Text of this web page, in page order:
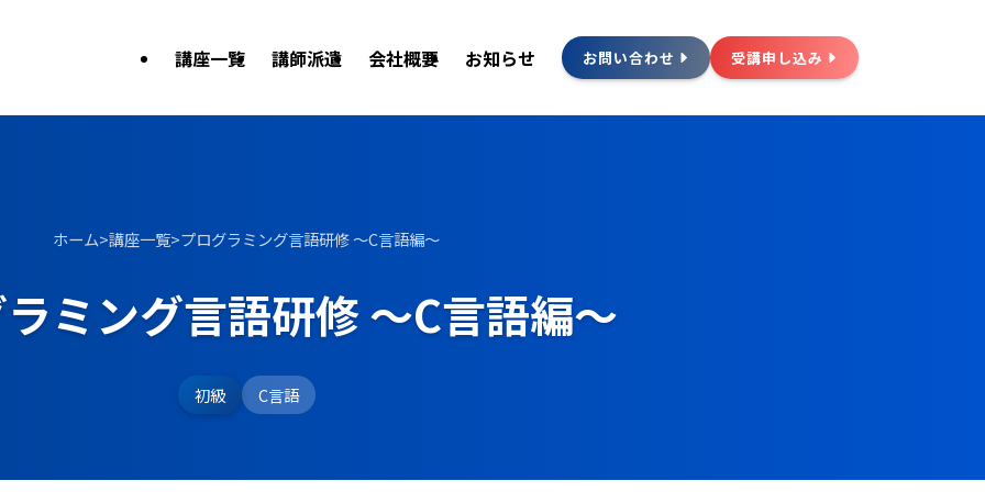
講座一覧 講師派遣 会社概要 お知らせ お問い合わせ 受講申し込み
ホーム>講座一覧>プログラミング言語研修 〜C言語編〜
ミング言語研修 〜C言語編〜
初級 C言語